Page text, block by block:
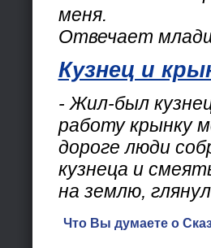
меня.
Отвечает
Кузнец и
- Жил-был
работу крынку
дороге люди
кузнеца и
на землю,
Что Вы думаете о